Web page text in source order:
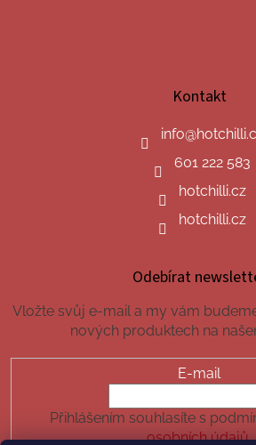
Kontakt
info@
601 222 583
hotchilli.cz
hotchilli.cz
Odebírat
Vložte svůj e-mail a my vám
nových produktech na
E-mail
Přihlášením souhlasíte s
osobních údajů.